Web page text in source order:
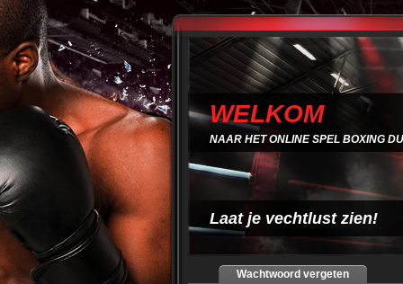
WELKOM
NAAR HET ONLINE SPEL BOXING
Laat je vechtlust zien!
Wachtwoord vergeten